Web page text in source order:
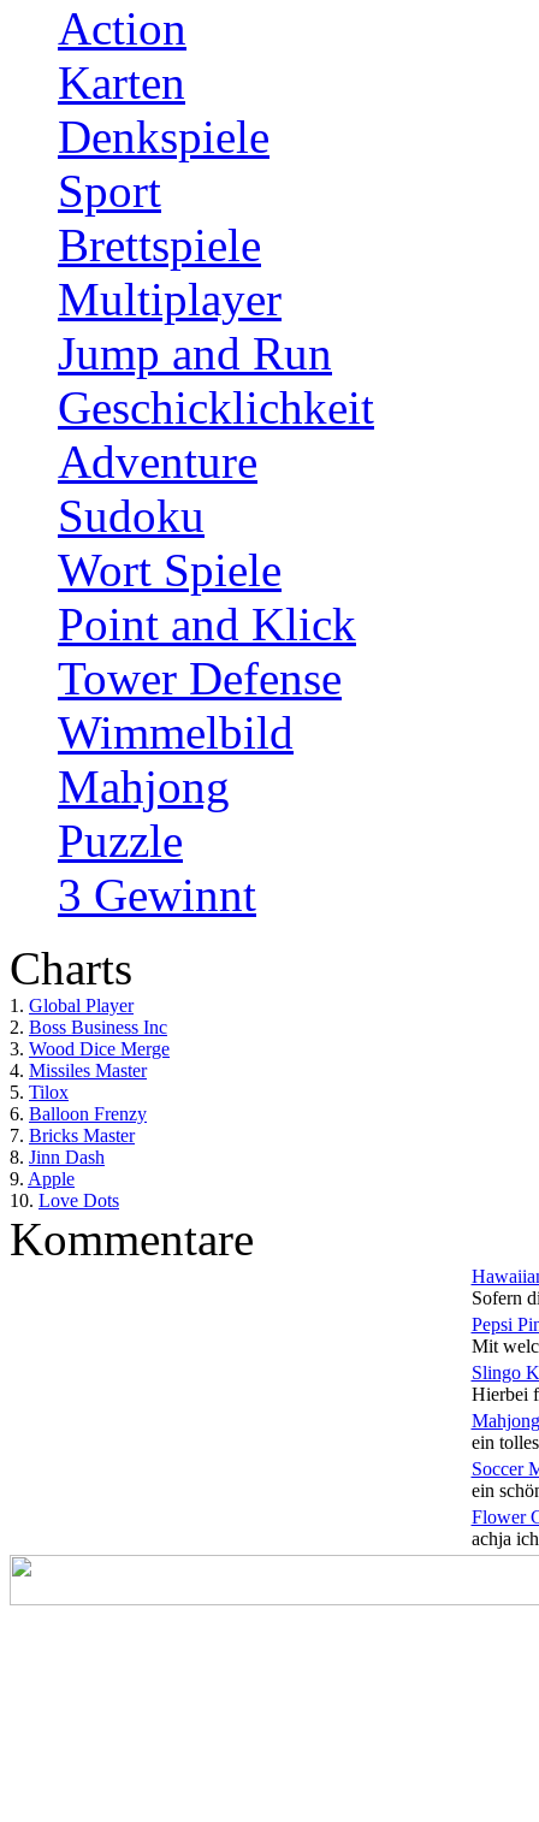
Action
Karten
Denkspiele
Sport
Brettspiele
Multiplayer
Jump and Run
Geschicklichkeit
Adventure
Sudoku
Wort Spiele
Point and Klick
Tower Defense
Wimmelbild
Mahjong
Puzzle
3 Gewinnt
Charts
1. Global Player
2. Boss Business Inc
3. Wood Dice Merge
4. Missiles Master
5. Tilox
6. Balloon Frenzy
7. Bricks Master
8. Jinn Dash
9. Apple
10. Love Dots
Kommentare
Sofern
Pepsi
Mit
Slingo
Hierbei
ein
Soccer
ein
Flower
achja